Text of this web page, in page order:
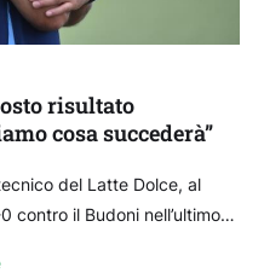
risultato
cosa succederà”
del Latte Dolce, al
il Budoni nell’ultimo